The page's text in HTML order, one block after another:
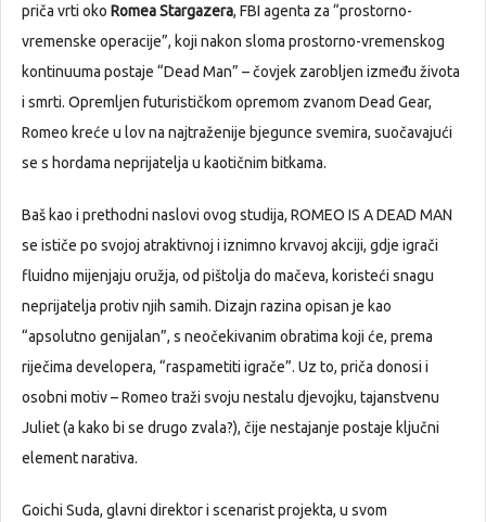
priča vrti oko Romea Stargazera, FBI agenta za “prostorno-
vremenske operacije”, koji nakon sloma prostorno-vremenskog
kontinuuma postaje “Dead Man” – čovjek zarobljen između života
i smrti. Opremljen futurističkom opremom zvanom Dead Gear,
Romeo kreće u lov na najtraženije bjegunce svemira, suočavajući
se s hordama neprijatelja u kaotičnim bitkama.
Baš kao i prethodni naslovi ovog studija, ROMEO IS A DEAD MAN
se ističe po svojoj atraktivnoj i iznimno krvavoj akciji, gdje igrači
fluidno mijenjaju oružja, od pištolja do mačeva, koristeći snagu
neprijatelja protiv njih samih. Dizajn razina opisan je kao
“apsolutno genijalan”, s neočekivanim obratima koji će, prema
riječima developera, “raspametiti igrače”. Uz to, priča donosi i
osobni motiv – Romeo traži svoju nestalu djevojku, tajanstvenu
Juliet (a kako bi se drugo zvala?), čije nestajanje postaje ključni
element narativa.
Goichi Suda, glavni direktor i scenarist projekta, u svom